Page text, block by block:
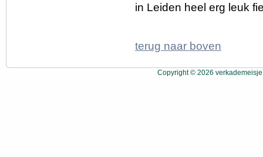
in Leiden heel erg leuk
terug naar boven
Copyright © 2026